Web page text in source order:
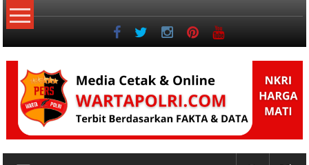
Lompat
ke
NKRI